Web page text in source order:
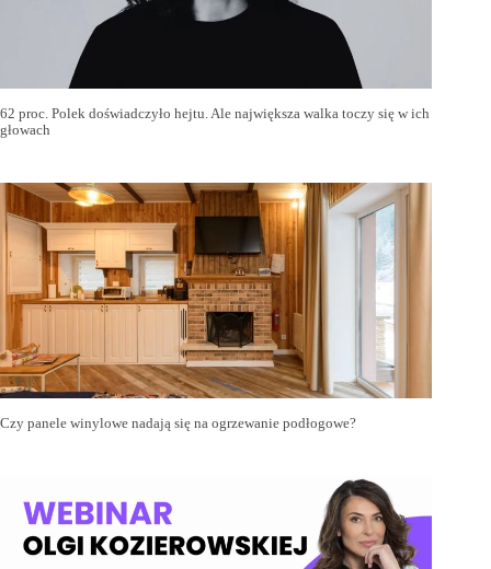
62 proc. Polek doświadczyło hejtu. Ale największa walka toczy się w ich
głowach
Czy panele winylowe nadają się na ogrzewanie podłogowe?